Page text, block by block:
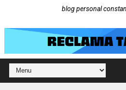
blog personal